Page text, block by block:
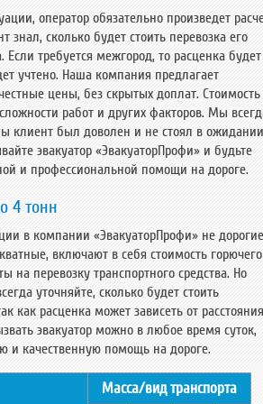
оператор обязательно произведет
знал, сколько будет стоить перевозка его
Если требуется межгород, то расценка будет
учтено. Наша компания предлагает
цены, без скрытых доплат. Стоимость
работ и других факторов. Мы
клиент был доволен и не стоял в ожидании
эвакуатор «ЭвакуаторПрофи» и будьте
и профессиональной помощи на дороге.
4 тонн
в компании «ЭвакуаторПрофи» не дорогие
включают в себя стоимость горючего
на перевозку транспортного средства. Но
уточняйте, сколько будет стоить
как расценка может зависеть от расстояния
эвакуатор можно в любое время суток,
и качественную помощь на дороге.
Масса/вид транспорта